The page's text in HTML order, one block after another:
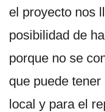
el proyecto nos
posibilidad de
porque no se
que puede
local y para el